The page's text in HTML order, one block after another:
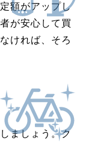
額がアップし
が安心して買
ければ、そろ
ましょう。ク